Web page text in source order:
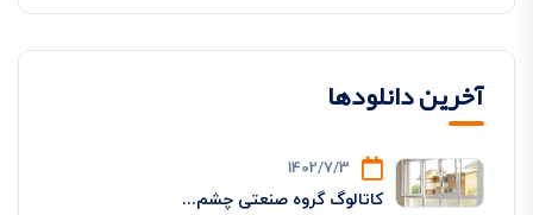
آخرین دانلودها
1402/7/3
کاتالوگ گروه صنعتی چشم...